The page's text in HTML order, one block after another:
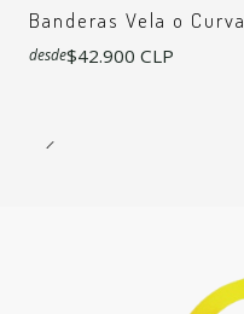
Banderas Vela o Curva
desde$42.900 CLP